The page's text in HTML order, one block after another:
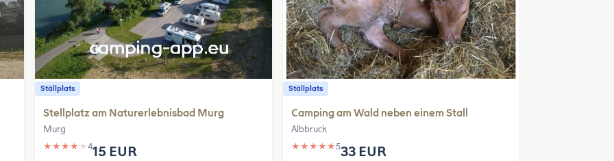
Ställplats
Stellplatz am Naturerlebnisbad Murg
Murg
★ ★ ★ ★ ★415 EUR
Ställplats
Camping am Wald neben einem Stall
Albbruck
★ ★ ★ ★ ★533 EUR